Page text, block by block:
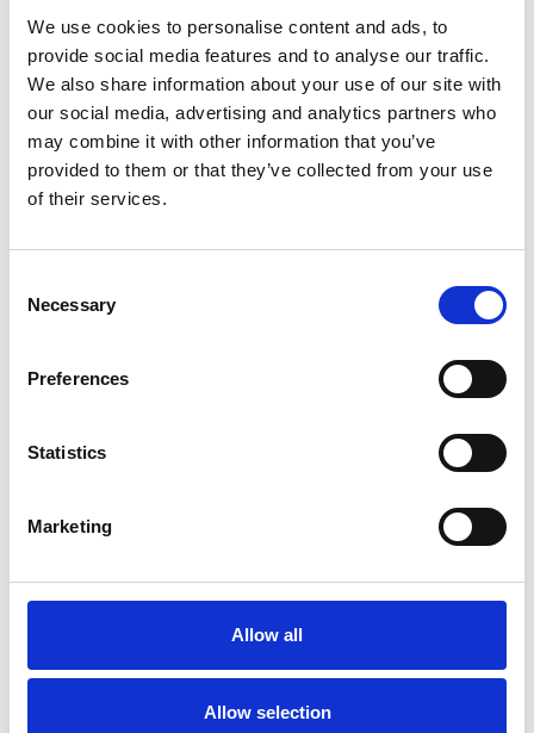
We use cookies to personalise content and ads, to
provide social media features and to analyse our traffic.
We also share information about your use of our site with
our social media, advertising and analytics partners who
may combine it with other information that you’ve
provided to them or that they’ve collected from your use
of their services.
Selection
Necessary
Preferences
Statistics
Marketing
Allow all
Allow selection
Interviste
Repubblica Ceca
Repubblica Ceca